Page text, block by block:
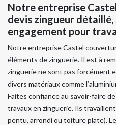
Notre entreprise
devis zingueur détaillé,
engagement pour
Notre entreprise Castel
éléments de zinguerie. Il est à
zinguerie ne sont pas forcément
divers matériaux comme
Faites confiance au savoir-faire
travaux en zinguerie. Ils
pentu, arrondi ou toiture plate).